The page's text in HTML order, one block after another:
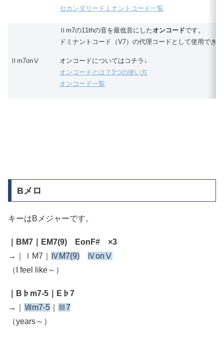
セカンダリードミナントコード一覧
Ⅱm7onⅤ
Ⅱm7の11thの音を最低音にしたオンコードです。
ドミナントコード（V7）の代理コードとして使用でき
オンコードについてはコチラ↓
オンコードとは？3つの使い方
オンコード一覧
Bメロ
キーはBメジャーです。
｜BM7｜EM7(9) EonF# ×3
→｜ⅠM7｜
ⅣM7(9)
ⅣonⅤ
（I feel like～）
｜B♭m7-5｜E♭7
→｜
Ⅶm7-5
Ⅲ7
（years～）